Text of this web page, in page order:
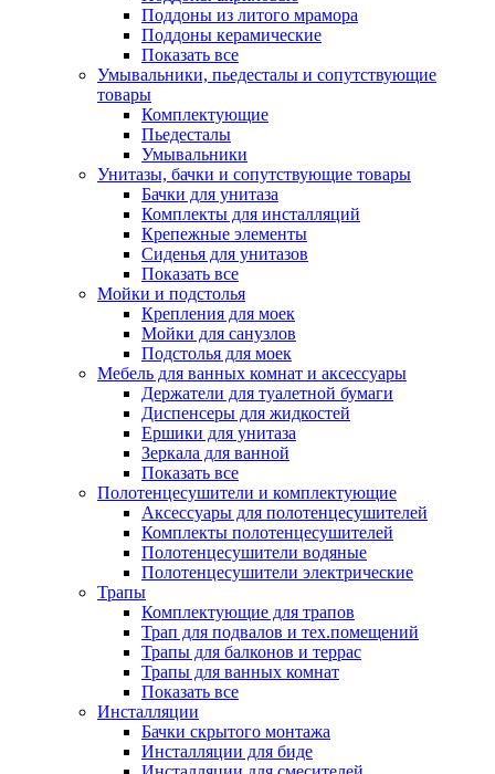
Поддоны из литого мрамора
Поддоны керамические
Показать все
Умывальники, пьедесталы и сопутствующие
товары
Комплектующие
Пьедесталы
Умывальники
Унитазы, бачки и сопутствующие товары
Бачки для унитаза
Комплекты для инсталляций
Крепежные элементы
Сиденья для унитазов
Показать все
Мойки и подстолья
Крепления для моек
Мойки для санузлов
Подстолья для моек
Мебель для ванных комнат и аксессуары
Держатели для туалетной бумаги
Диспенсеры для жидкостей
Ершики для унитаза
Зеркала для ванной
Показать все
Полотенцесушители и комплектующие
Аксессуары для полотенцесушителей
Комплекты полотенцесушителей
Полотенцесушители водяные
Полотенцесушители электрические
Трапы
Комплектующие для трапов
Трап для подвалов и тех.помещений
Трапы для балконов и террас
Трапы для ванных комнат
Показать все
Инсталляции
Бачки скрытого монтажа
Инсталляции для биде